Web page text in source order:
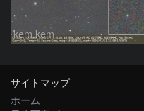
kem.kem
サイトマップ
ホーム